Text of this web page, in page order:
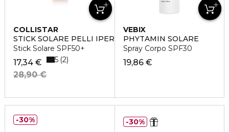
COLLISTAR
STICK SOLARE PELLI IPERSENSIBILI
Stick Solare SPF50+
17,34 €
28,90 €
5 2
VEBIX
PHYTAMIN SOLARE
Spray Corpo SPF30
19,86 €
30% 30%